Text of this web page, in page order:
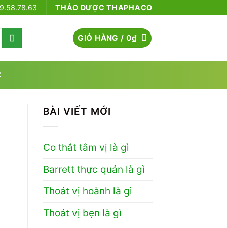
THẢO DƯỢC THAPHACO
GIỎ HÀNG /0₫
BÀI VIẾT MỚI
Co thắt tâm vị là gì
Barrett thực quản là gì
Thoát vị hoành là gì
Thoát vị bẹn là gì